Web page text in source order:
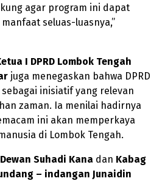
agar program ini dapat
seluas-luasnya,”
I DPRD Lombok Tengah
juga menegaskan bahwa DPRD
sebagai inisiatif yang relevan
zaman. Ia menilai hadirnya
ini akan memperkaya
di Lombok Tengah.
Suhadi Kana dan Kabag
– indangan Junaidin